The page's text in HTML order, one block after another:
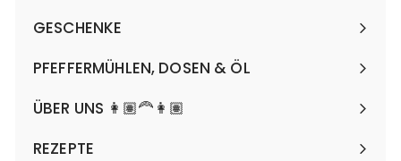
maximieren
GESCHENKE
Menü
maximieren
PFEFFERMÜHLEN, DOSEN & ÖL
Menü
maximieren
ÜBER UNS 👩🏽‍🦰👩🏽
REZEPTE